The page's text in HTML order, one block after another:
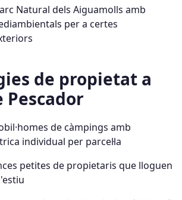
Natural dels Aiguamolls amb
per a certes
de propietat a
Pescador
de càmpings amb
individual per parcel·la
petites de propietaris que lloguen